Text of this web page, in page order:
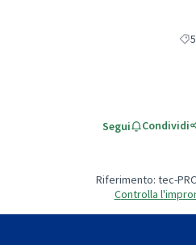
Segui Condividi
Riferimento: tec-
Controlla